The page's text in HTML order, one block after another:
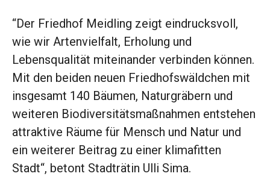
“Der Friedhof Meidling zeigt eindrucksvoll,
wie wir Artenvielfalt, Erholung und
Lebensqualität miteinander verbinden können.
Mit den beiden neuen Friedhofswäldchen mit
insgesamt 140 Bäumen, Naturgräbern und
weiteren Biodiversitätsmaßnahmen entstehen
attraktive Räume für Mensch und Natur und
ein weiterer Beitrag zu einer klimafitten
Stadt“, betont Stadträtin Ulli Sima.